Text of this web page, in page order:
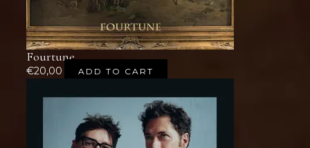
Fourtune
€20,00 ADD TO CART